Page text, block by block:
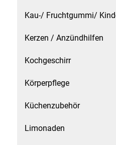
Kau-/ Fruchtgummi/
Kerzen / Anzündhilfen
Kochgeschirr
Körperpflege
Kau-/ Fruchtgummi/
Kerzen / Anzündhilfen
Kochgeschirr
Körperpflege
Küchenzubehör
Limonaden